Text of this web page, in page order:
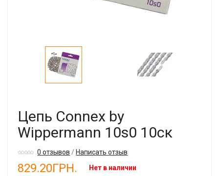
Цепь Connex by
Wippermann 10s0 10ск
0 отзывов /Написать отзыв
829.20ГРН. Нет в наличии